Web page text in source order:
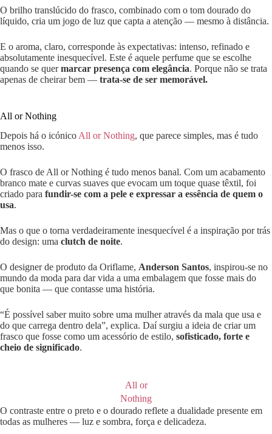
O brilho translúcido do frasco, combinado com o tom dourado do
líquido, cria um jogo de luz que capta a atenção — mesmo à distância.
E o aroma, claro, corresponde às expectativas: intenso, refinado e
absolutamente inesquecível. Este é aquele perfume que se escolhe
quando se quermarcar presença com elegância. Porque não se trata
apenas de cheirar bem — trata-se de ser memorável.
All or Nothing
Depois há o icónico All or Nothing, que parece simples, mas é tudo
menos isso.
O frasco de All or Nothing é tudo menos banal. Com um acabamento
branco mate e curvas suaves que evocam um toque quase têxtil, foi
criado para fundir-se com a pele e expressar a essência de quem o
usa.
Mas o que o torna verdadeiramente inesquecível é a inspiração por trás
do design: uma clutch de noite.
O designer de produto da Oriflame, Anderson Santos, inspirou-se no
mundo da moda para dar vida a uma embalagem que fosse mais do
que bonita — que contasse uma história.
“É possível saber muito sobre uma mulher através da mala que usa e
do que carrega dentro dela”, explica. Daí surgiu a ideia de criar um
frasco que fosse como um acessório de estilo, sofisticado, forte e
cheio de significado.
All or
Nothing
O contraste entre o preto e o dourado reflete a dualidade presente em
todas as mulheres — luz e sombra, força e delicadeza.